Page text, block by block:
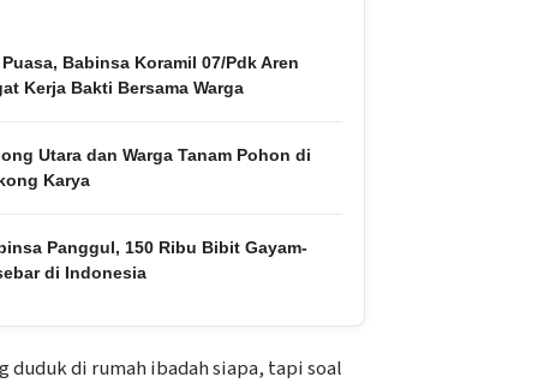
Babinsa Koramil 07/Pdk Aren
Kerja Bakti Bersama Warga
Utara dan Warga Tanam Pohon di
Karya
Panggul, 150 Ribu Bibit Gayam-
di Indonesia
duduk di rumah ibadah siapa, tapi soal